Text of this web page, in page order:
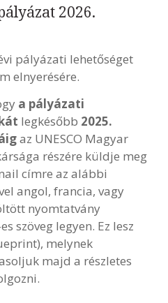
2026.
pályázati lehetőséget
elnyerésére.
a pályázati
legkésőbb 2025.
az UNESCO Magyar
részére küldje meg
címre az alábbi
angol, francia, vagy
nyomtatvány
szöveg legyen. Ez lesz
melynek
majd a részletes